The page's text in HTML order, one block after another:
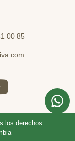
00 85
los derechos